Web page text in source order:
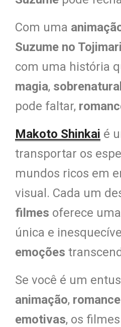
Com uma
Suzume no Tojimari
com uma história
magia, sobrenatural
pode faltar,
Makoto Shinkai é
transportar os
mundos ricos em
visual. Cada um
filmes oferece
única e
emoções
Se você é um
animação, romance
emotivas, os